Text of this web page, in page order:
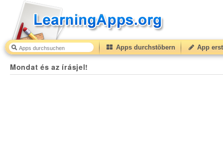
Apps durchstöbern App
Mondat és az írásjel!